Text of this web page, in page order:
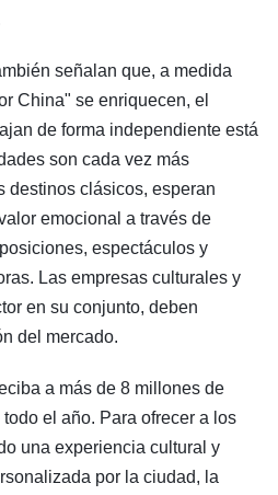
señalan que, a medida
China" se enriquecen, el
de forma independiente está
son cada vez más
destinos clásicos, esperan
emocional a través de
espectáculos y
Las empresas culturales y
en su conjunto, deben
del mercado.
a más de 8 millones de
el año. Para ofrecer a los
una experiencia cultural y
por la ciudad, la